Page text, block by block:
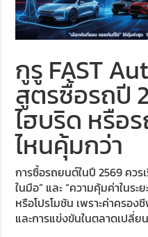
กูรู FAST
สูตรซื้อรถปี
ไฮบริด หรือ
ไหนคุ้มกว่า
การซื้อรถยนต์ในปี 2569 ควร
ในมือ” และ “ความคุ้มค่าในระ
หรือโปรโมชัน เพราะค่าครอ
และการแข่งขันในตลาดเปลี่ย